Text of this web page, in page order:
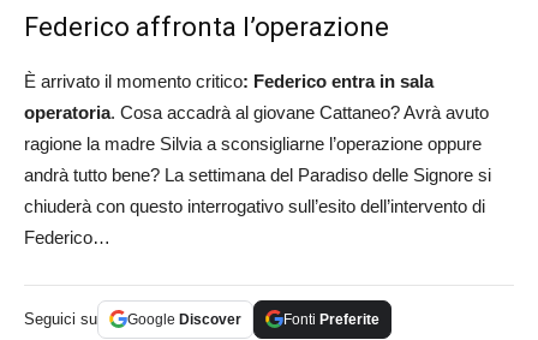
Federico affronta l’operazione
È arrivato il momento critico: Federico entra in sala
operatoria. Cosa accadrà al giovane Cattaneo? Avrà avuto
ragione la madre Silvia a sconsigliarne l’operazione oppure
andrà tutto bene? La settimana del Paradiso delle Signore si
chiuderà con questo interrogativo sull’esito dell’intervento di
Federico…
Seguici su Google Discover Fonti Preferite